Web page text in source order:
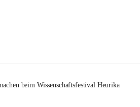
beim Wissenschaftsfestival Heurika